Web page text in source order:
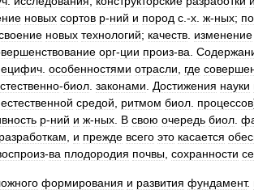
новых сортов р-ний и пород с .-х ж-ных;
новых технологий; качеств изменение
орг-ции произ-ва
особенностями отрасли где
-биол законами Достижения науки
естественной средой ритмом биол процессов
р-ний и ж-ных В свою очередь биол
разработкам и прежде всего это касается
-ва плодородия почвы сохранности
формирования и развития фундамент.